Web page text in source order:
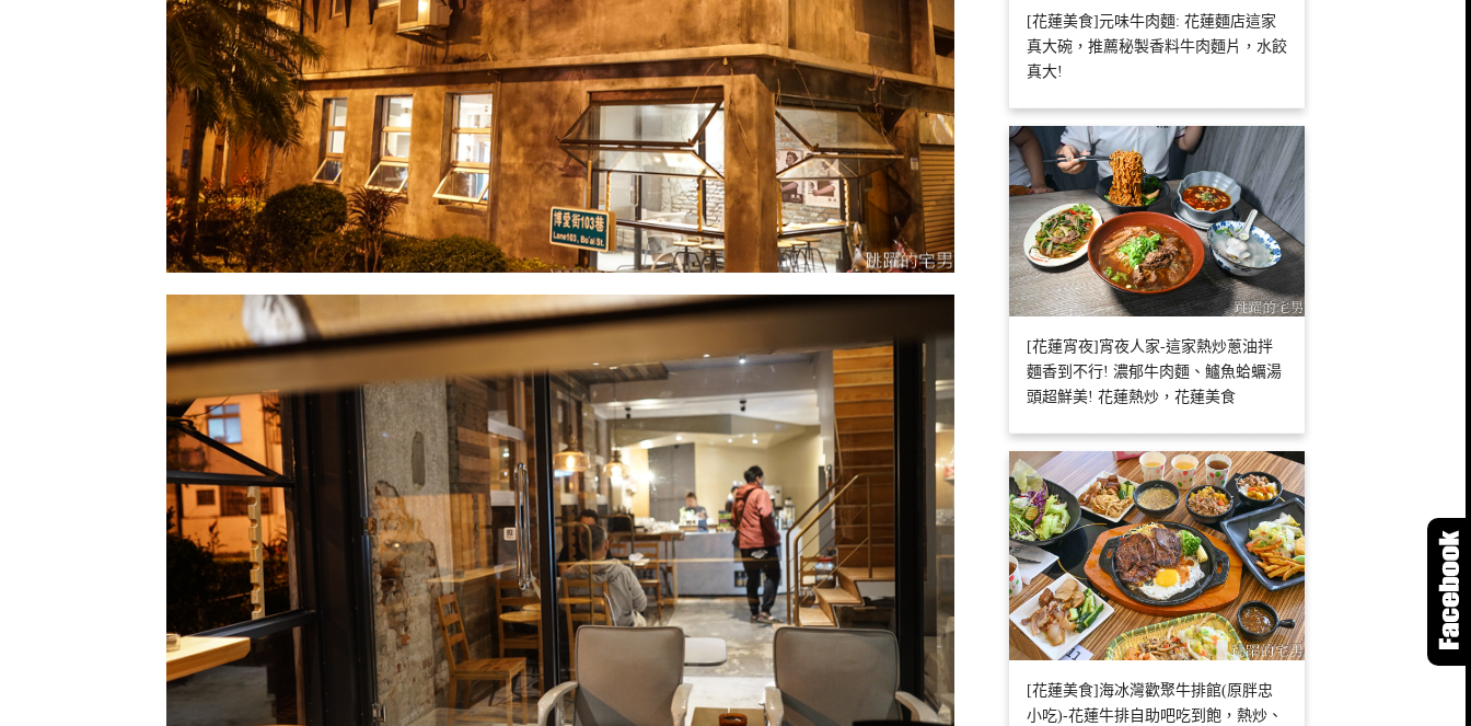
[花蓮美食]元味牛肉麵: 花蓮麵店這家
真大碗，推薦秘製香料牛肉麵片，水餃
真大!
[花蓮宵夜]宵夜人家-這家熱炒蔥油拌
麵香到不行! 濃郁牛肉麵、鱸魚蛤蠣湯
頭超鮮美! 花蓮熱炒，花蓮美食
[花蓮美食]海冰灣歡聚牛排館(原胖忠
小吃)-花蓮牛排自助吧吃到飽，熱炒、